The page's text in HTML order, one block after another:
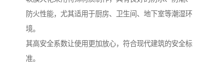
防火性能，尤其适用于厨房、卫生间、地下室等潮湿环
境。
其高安全系数让使用更加放心，符合现代建筑的安全标
准。